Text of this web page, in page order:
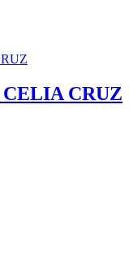
CELIA CRUZ